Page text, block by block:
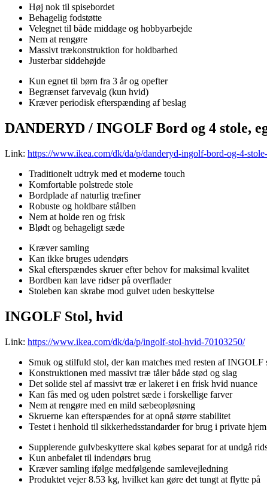
Høj nok til spisebordet
Behagelig fodstøtte
Velegnet til både middage og hobbyarbejde
Nem at rengøre
Massivt trækonstruktion for holdbarhed
Justerbar siddehøjde
Kun egnet til børn fra 3 år og opefter
Begrænset farvevalg (kun hvid)
Kræver periodisk efterspænding af beslag
DANDERYD / INGOLF Bord og 4 stole,
Link: https://www.ikea.com/dk/da/p/danderyd-ingolf-bord-og-4-
Traditionelt udtryk med et moderne touch
Komfortable polstrede stole
Bordplade af naturlig træfiner
Robuste og holdbare stålben
Nem at holde ren og frisk
Blødt og behageligt sæde
Kræver samling
Kan ikke bruges udendørs
Skal efterspændes skruer efter behov for maksimal kvalitet
Bordben kan lave ridser på overflader
Stoleben kan skrabe mod gulvet uden beskyttelse
INGOLF Stol, hvid
Link: https://www.ikea.com/dk/da/p/ingolf-stol-hvid-70103250/
Smuk og stilfuld stol, der kan matches med resten af INGOLF
Konstruktionen med massivt træ tåler både stød og slag
Det solide stel af massivt træ er lakeret i en frisk hvid nuance
Kan fås med og uden polstret sæde i forskellige farver
Nem at rengøre med en mild sæbeopløsning
Skruerne kan efterspændes for at opnå større stabilitet
Testet i henhold til sikkerhedsstandarder for brug i private hjem
Supplerende gulvbeskyttere skal købes separat for at undgå
Kun anbefalet til indendørs brug
Kræver samling ifølge medfølgende samlevejledning
Produktet vejer 8.53 kg, hvilket kan gøre det tungt at flytte på